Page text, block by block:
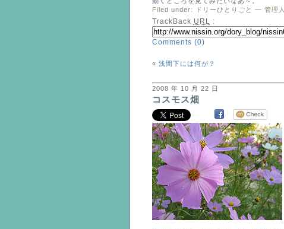
Filed under:
ドリーひとりごと — 管理
TrackBack URL :
Comments (0)
« 浅間下には何が？
2008 年 10 月 22 日
コスモス畑